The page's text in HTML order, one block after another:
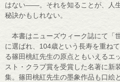
はない――。それを知ることが、人
秘訣かもしれない。
本書はニューズウィーク誌にて「
に選ばれ、104歳という長寿を重ね
る篠田桃紅先生の原点ともいえるエ
スト・クラブ賞を受賞した名著に新
集。篠田桃紅先生の墨象作品も口絵